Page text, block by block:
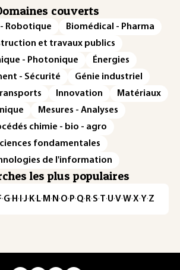
couverts
Robotique
Biomédical - Pharma
et travaux publics
- Photonique
Énergies
- Sécurité
Génie industriel
Innovation
Matériaux
Mesures - Analyses
chimie - bio - agro
fondamentales
de l'information
les plus populaires
·G·H·I·J·K·L·M·N·O·P·Q·R·S·T·U·V·W·X·Y·Z